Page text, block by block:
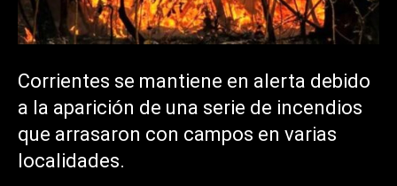
Corrientes se mantiene en alerta debido
a la aparición de una serie de incendios
que arrasaron con campos en varias
localidades.